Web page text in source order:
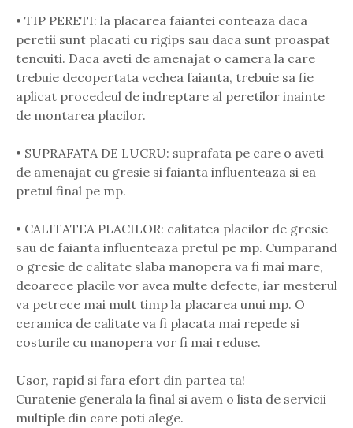
• TIP PERETI: la placarea faiantei conteaza daca
peretii sunt placati cu rigips sau daca sunt proaspat
tencuiti. Daca aveti de amenajat o camera la care
trebuie decopertata vechea faianta, trebuie sa fie
aplicat procedeul de indreptare al peretilor inainte
de montarea placilor.
• SUPRAFATA DE LUCRU: suprafata pe care o aveti
de amenajat cu gresie si faianta influenteaza si ea
pretul final pe mp.
• CALITATEA PLACILOR: calitatea placilor de gresie
sau de faianta influenteaza pretul pe mp. Cumparand
o gresie de calitate slaba manopera va fi mai mare,
deoarece placile vor avea multe defecte, iar mesterul
va petrece mai mult timp la placarea unui mp. O
ceramica de calitate va fi placata mai repede si
costurile cu manopera vor fi mai reduse.
Usor, rapid si fara efort din partea ta!
Curatenie generala la final si avem o lista de servicii
multiple din care poti alege.